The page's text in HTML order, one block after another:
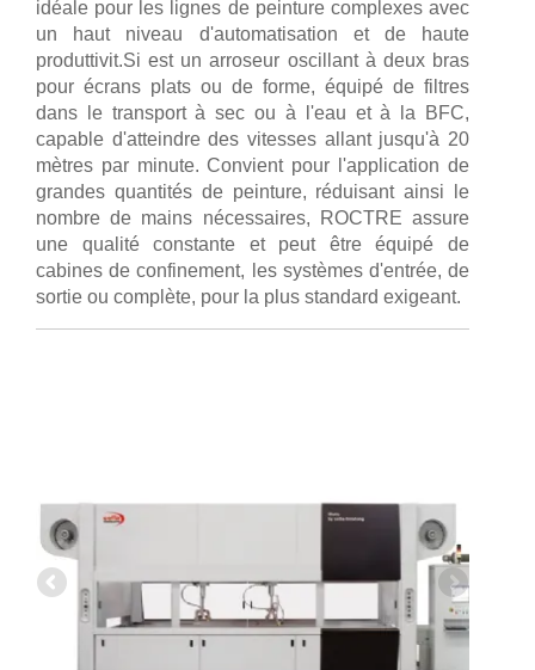
idéale pour les lignes de peinture complexes avec
un haut niveau d'automatisation et de haute
produttivit.Si est un arroseur oscillant à deux bras
pour écrans plats ou de forme, équipé de filtres
dans le transport à sec ou à l'eau et à la BFC,
capable d'atteindre des vitesses allant jusqu'à 20
mètres par minute. Convient pour l'application de
grandes quantités de peinture, réduisant ainsi le
nombre de mains nécessaires, ROCTRE assure
une qualité constante et peut être équipé de
cabines de confinement, les systèmes d'entrée, de
sortie ou complète, pour la plus standard exigeant.